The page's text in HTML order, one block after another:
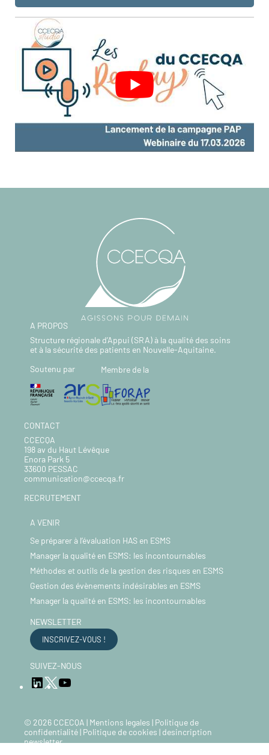
A PROPOS
Structure régionale d’Appui (SRA) à la qualité des soins
et à la sécurité des patients en Nouvelle-Aquitaine.
Soutenu par
Membre de la
CONTACT
CCECQA
198 av du Haut Lévêque
Enora Park 5
33600 PESSAC
communication@ccecqa.fr
RECRUTEMENT
A VENIR
Se préparer à l’évaluation HAS en ESMS
Manager la qualité en ESMS: les incontournables
Méthodes et outils de la gestion des risques en ESMS
Gestion des évènements indésirables en ESMS
Manager la qualité en ESMS: les incontournables
NEWSLETTER
INSCRIVEZ-VOUS !
SUIVEZ-NOUS
LinkedIn
Twitter
© 2026 CCECQA | Mentions legales | Politique de
confidentialité| Politique de cookies | desincription
newsletter